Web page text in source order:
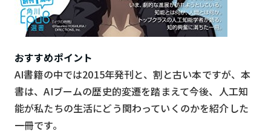
おすすめポイント
AI書籍の中では2015年発刊と、割と古い本ですが、本
書は、AIブームの歴史的変遷を踏まえて今後、人工知
能が私たちの生活にどう関わっていくのかを紹介した
一冊です。